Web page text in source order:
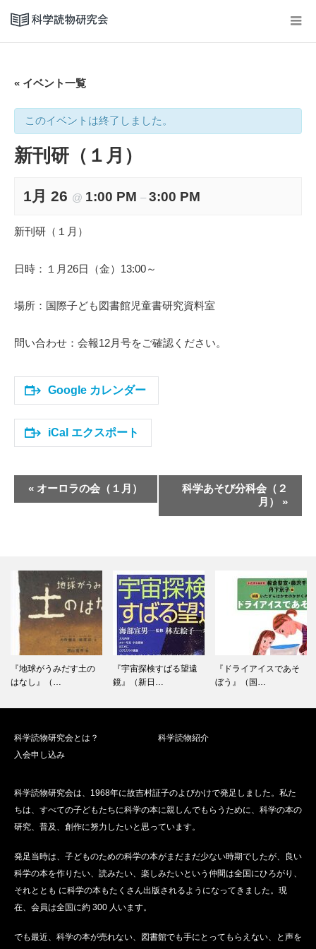
« イベント一覧
このイベントは終了しました。
新刊研（１月）
1月 26 @ 1:00 PM – 3:00 PM
新刊研（１月）
日時：１月26日（金）13:00～
場所：国際子ども図書館児童書研究資料室
問い合わせ：会報12月号をご確認ください。
Google カレンダー
iCal エクスポート
ベ
ビ
ゲ
ー
シ
ョ
ン
« オーロラの会（１月）
科学あそび分科会（２
月） »
『地球がうみだす土の
はなし』（…
『宇宙探検すばる望遠
鏡』（新日…
『ドライアイスであそ
ぼう』（国…
科学読物研究会とは？
科学読物紹介
入会申し込み
科学読物研究会は、1968年に故吉村証子のよびかけで発足しました。私た
ちは、すべての子どもたちに科学の本に親しんでもらうために、科学の本の
研究、普及、創作に努力したいと思っています。
発足当時は、子どものための科学の本がまだまだ少ない時期でしたが、良い
科学の本を作りたい、読みたい、楽しみたいという仲間は全国にひろがり、
それととも に科学の本もたくさん出版されるようになってきました。現
在、会員は全国に約 300 人います。
でも最近、科学の本が売れない、図書館でも手にとってもらえない、と声を